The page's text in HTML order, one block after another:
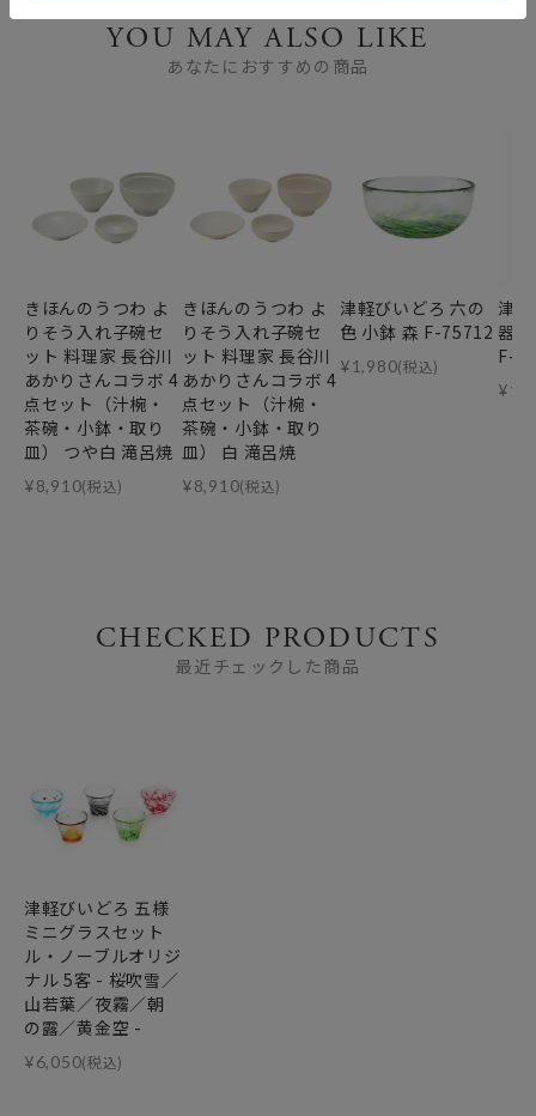
YOU MAY ALSO LIKE
あなたにおすすめの商品
きほんのうつわ よ
りそう入れ子碗セ
ット 料理家 長谷川
あかりさんコラボ 4
点セット（汁椀・
茶碗・小鉢・取り
皿） つや白 滝呂焼
¥8,910(税込)
きほんのうつわ よ
りそう入れ子碗セ
ット 料理家 長谷川
あかりさんコラボ 4
点セット（汁椀・
茶碗・小鉢・取り
皿） 白 滝呂焼
¥8,910(税込)
津軽びいどろ 六の
色 小鉢 森 F-75712
¥1,980(税込)
津
器
F-
¥
CHECKED PRODUCTS
最近チェックした商品
津軽びいどろ 五様
ミニグラスセット
ル・ノーブルオリジ
ナル 5客 - 桜吹雪／
山若葉／夜霧／朝
の露／黄金空 -
¥6,050(税込)